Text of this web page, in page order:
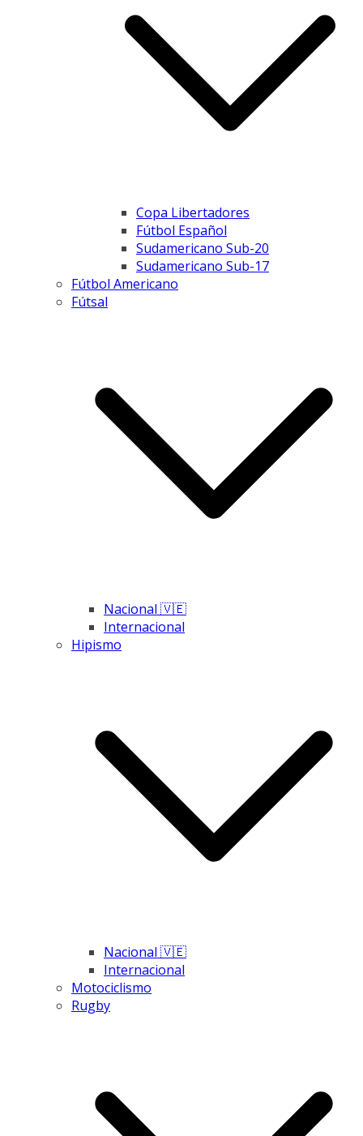
Copa Libertadores
Fútbol Español
Sudamericano Sub-20
Sudamericano Sub-17
Fútbol Americano
Fútsal
Nacional 🇻🇪
Internacional
Hipismo
Nacional 🇻🇪
Internacional
Motociclismo
Rugby